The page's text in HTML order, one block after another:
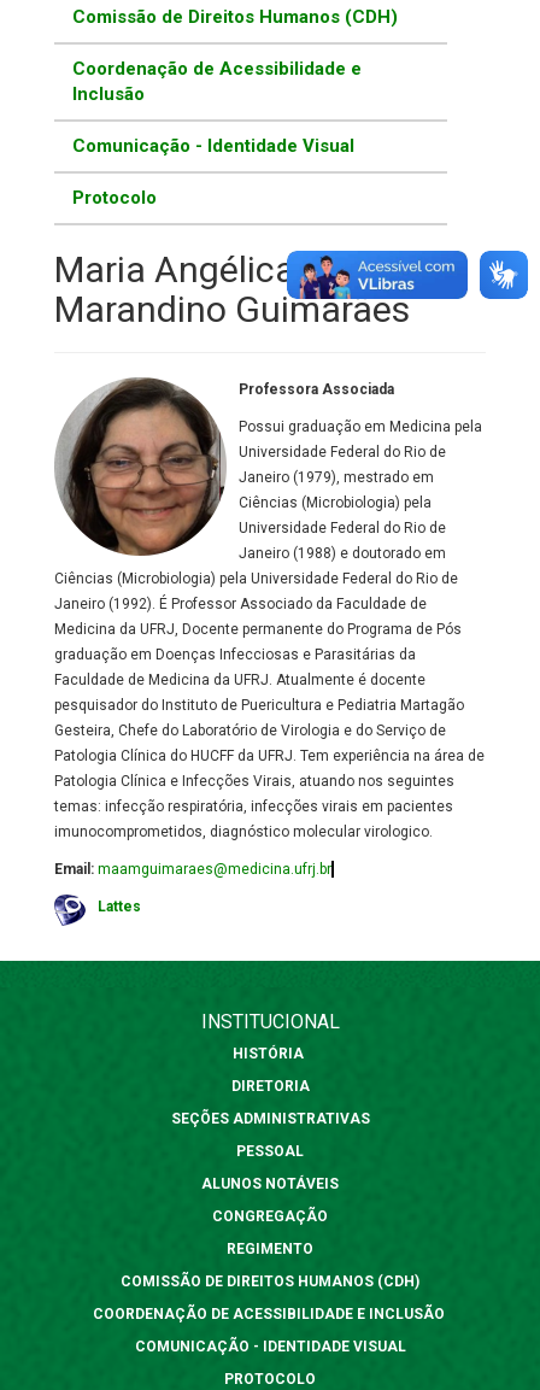
Comissão de Direitos Humanos (CDH)
Coordenação de Acessibilidade e
Inclusão
Comunicação - Identidade Visual
Protocolo
Maria Angélica Arpon
Marandino Guimarães
Professora Associada
Possui graduação em Medicina pela
Universidade Federal do Rio de
Janeiro (1979), mestrado em
Ciências (Microbiologia) pela
Universidade Federal do Rio de
Janeiro (1988) e doutorado em
Ciências (Microbiologia) pela Universidade Federal do Rio de
Janeiro (1992). É Professor Associado da Faculdade de
Medicina da UFRJ, Docente permanente do Programa de Pós
graduação em Doenças Infecciosas e Parasitárias da
Faculdade de Medicina da UFRJ. Atualmente é docente
pesquisador do Instituto de Puericultura e Pediatria Martagão
Gesteira, Chefe do Laboratório de Virologia e do Serviço de
Patologia Clínica do HUCFF da UFRJ. Tem experiência na área de
Patologia Clínica e Infecções Virais, atuando nos seguintes
temas: infecção respiratória, infecções virais em pacientes
imunocomprometidos, diagnóstico molecular virologico.
Email: maamguimaraes@medicina.ufrj.br
Lattes
INSTITUCIONAL
HISTÓRIA
DIRETORIA
SEÇÕES ADMINISTRATIVAS
PESSOAL
ALUNOS NOTÁVEIS
CONGREGAÇÃO
REGIMENTO
COMISSÃO DE DIREITOS HUMANOS (CDH)
COORDENAÇÃO DE ACESSIBILIDADE E INCLUSÃO
COMUNICAÇÃO - IDENTIDADE VISUAL
PROTOCOLO